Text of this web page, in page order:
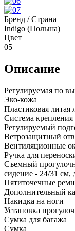
Бренд / Страна
Indigo (Польша)
Цвет
05
Описание
Регулируемая по
Эко-кожа
Пластиковая литая
Система крепления
Регулируемый
Ветрозащитный
Вентиляционные
Ручка для
Съемный
сидение - 24/31 см,
Пятиточечные
Дополнительный
Накидка на ноги
Установка
Сумка для багажа
Сумка